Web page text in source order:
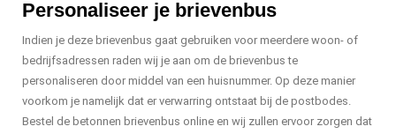
Personaliseer je brievenbus
Indien je deze brievenbus gaat gebruiken voor meerdere woon- of
bedrijfsadressen raden wij je aan om de brievenbus te
personaliseren door middel van een huisnummer. Op deze manier
voorkom je namelijk dat er verwarring ontstaat bij de postbodes.
Bestel de betonnen brievenbus online en wij zullen ervoor zorgen dat